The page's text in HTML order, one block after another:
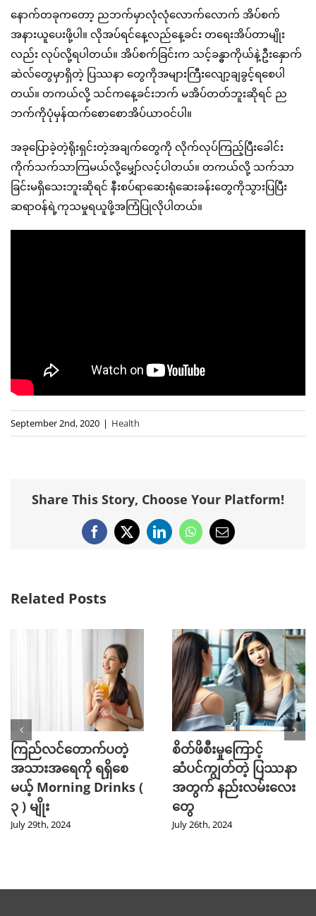
နောက်တခုကတော့ ညဘက်မှာလုံလုံလောက်လောက် အိပ်စက်
အနားယူပေးဖို့ပါ။ လိုအပ်ရင်နေ့လည်နေ့ခင်း တရေးအိပ်တာမျိုး
လည်း လုပ်လို့ရပါတယ်။ အိပ်စက်ခြင်းက သင့်ခန္ဓာကိုယ်နဲ့ဦးနှောက်
ဆဲလ်တွေမှာရှိတဲ့ ပြဿနာ တွေကိုအများကြီးလျော့ချခွင့်ရစေပါ
တယ်။ တကယ်လို့ သင်ကနေ့ခင်းဘက် မအိပ်တတ်ဘူးဆိုရင် ည
ဘက်ကိုပုံမှန်ထက်စောစောအိပ်ယာဝင်ပါ။
အခုပြောခဲ့တဲ့ရိုးရှင်းတဲ့အချက်တွေကို လိုက်လုပ်ကြည့်ပြီးခေါင်း
ကိုက်သက်သာကြမယ်လို့မျှော်လင့်ပါတယ်။ တကယ်လို့ သက်သာ
ခြင်းမရှိသေးဘူးဆိုရင် နီးစပ်ရာဆေးရုံဆေးခန်းတွေကိုသွားပြပြီး
ဆရာဝန်ရဲ့ကုသမှုရယူဖို့အကြံပြုလိုပါတယ်။
September 2nd, 2020 | Health
Share This Story, Choose Your Platform!
Facebook
X LinkedInWhatsApp
Email
Related Posts
ကြည်လင်တောက်ပတဲ့
အသားအရေကို ရရှိစေ
မယ့် Morning Drinks (
၃ ) မျိုး
July 29th, 2024
စိတ်ဖိစီးမှုကြောင့်
ဆံပင်ကျွတ်တဲ့ ပြဿနာ
အတွက် နည်းလမ်းလေး
တွေ
July 26th, 2024